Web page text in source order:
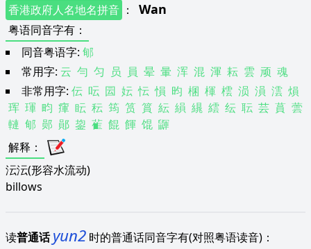
香港政府人名地名拼音 ： Wan
粤语同音字有 ：
同音粤语字: 郇
常用字: 云 勻 匀 员 員 晕 暈 浑 混 渾 耘 雲 顽 魂
非常用字: 伝 呍 囩 妘 忶 愪 昀 棞 楎 橒 涢 溳 澐 熉
珲 琿 畇 瘒 眃 秐 筠 筼 篔 紜 縜 繉 繧 纭 耺 芸 蒷 蕓
轋 郇 郧 鄖 鋆 雈 餛 餫 馄 鼲
解释 ：
沄沄(形容水流动)
billows
读普通话 yun2 时的普通话同音字有(对照粤语读音)：